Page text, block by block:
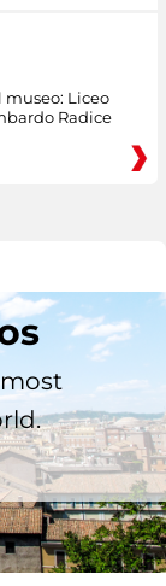
museo: Liceo
Radice